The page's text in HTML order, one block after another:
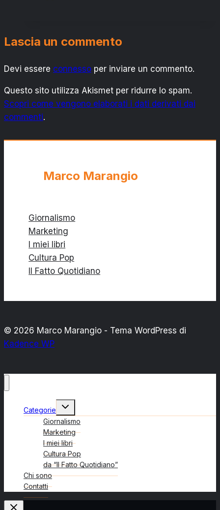
CONSECUTIVO
Lascia un commento
Devi essere connesso per inviare un commento.
Questo sito utilizza Akismet per ridurre lo spam.
Scopri come vengono elaborati i dati derivati dai
commenti.
Marco Marangio
Giornalismo
Marketing
I miei libri
Cultura Pop
Il Fatto Quotidiano
© 2026 Marco Marangio - Tema WordPress di
Kadence WP
Categorie
Alterna
figlio
Giornalismo
Marketing
I miei libri
Cultura Pop
da “Il Fatto Quotidiano”
Chi sono
Contatti